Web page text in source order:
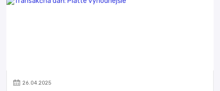
26.04.2025